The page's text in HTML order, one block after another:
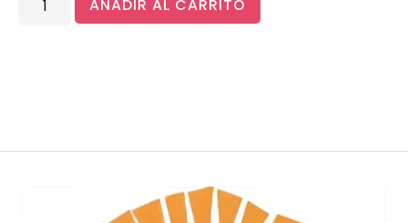
AÑADIR AL CARRITO